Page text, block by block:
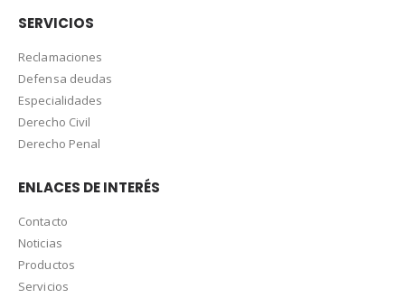
SERVICIOS
Reclamaciones
Defensa deudas
Especialidades
Derecho Civil
Derecho Penal
ENLACES DE INTERÉS
Contacto
Noticias
Productos
Servicios